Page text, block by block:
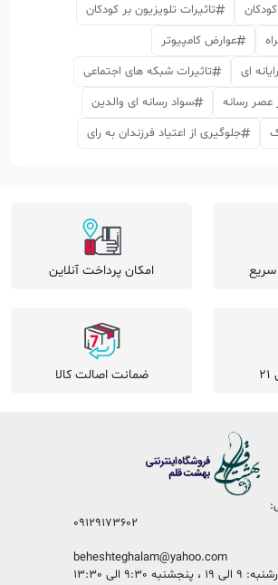
تاثیرات تلویزیون بر کودکان
عوارض کامپیوتر
ای
تاثیرات شبکه های اجتماعی
عصر رسانه
سواد رسانه ای والدین
جلوگیری از اعتیاد فرزندان به رای
سریع امکان پرداخت آنلاین
ضمانت اصالت کالا
09129173602
beheshteghalam@yahoo.com
9:30 الی 13:30